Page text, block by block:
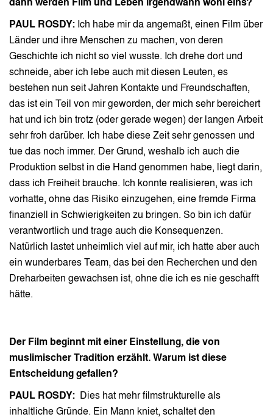
dann werden Film und Leben irgendwann wohl eins?
PAUL ROSDY: Ich habe mir da angemaßt, einen Film über
Länder und ihre Menschen zu machen, von deren
Geschichte ich nicht so viel wusste. Ich drehe dort und
schneide, aber ich lebe auch mit diesen Leuten, es
bestehen nun seit Jahren Kontakte und Freundschaften,
das ist ein Teil von mir geworden, der mich sehr bereichert
hat und ich bin trotz (oder gerade wegen) der langen Arbeit
sehr froh darüber. Ich habe diese Zeit sehr genossen und
tue das noch immer. Der Grund, weshalb ich auch die
Produktion selbst in die Hand genommen habe, liegt darin,
dass ich Freiheit brauche. Ich konnte realisieren, was ich
vorhatte, ohne das Risiko einzugehen, eine fremde Firma
finanziell in Schwierigkeiten zu bringen. So bin ich dafür
verantwortlich und trage auch die Konsequenzen.
Natürlich lastet unheimlich viel auf mir, ich hatte aber auch
ein wunderbares Team, das bei den Recherchen und den
Dreharbeiten gewachsen ist, ohne die ich es nie geschafft
hätte.
Der Film beginnt mit einer Einstellung, die von
muslimischer Tradition erzählt. Warum ist diese
Entscheidung gefallen?
PAUL ROSDY:
Dies hat mehr filmstrukturelle als
inhaltliche Gründe. Ein Mann kniet, schaltet den